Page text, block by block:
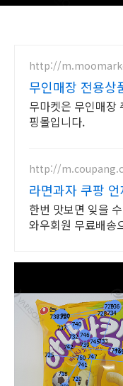
http://
무인매장 전용상
무마켓은 무인매장
핑몰입니다.
http://
라면과자 쿠팡
편하게
한번 맛보면 잊을
와우회원 무료배송